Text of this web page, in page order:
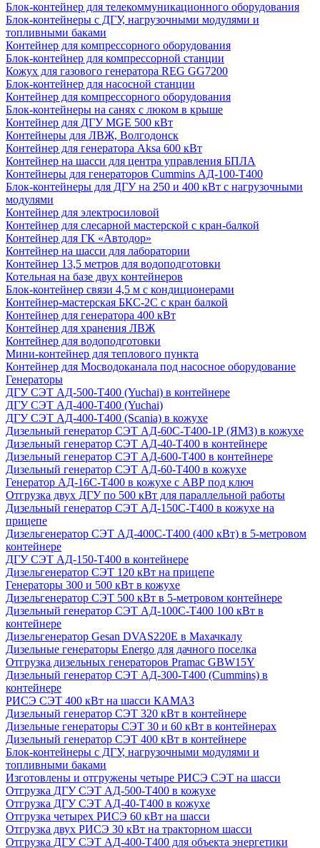
Блок-контейнер для телекоммуникационного оборудования
Блок-контейнеры с ДГУ, нагрузочными модулями и
топливными баками
Контейнер для компрессорного оборудования
Блок-контейнер для компрессорной станции
Кожух для газового генератора REG GG7200
Блок-контейнер для насосной станции
Контейнер для компрессорного оборудования
Блок-контейнеры на санях с люком в крыше
Контейнер для ДГУ MGE 500 кВт
Контейнеры для ЛВЖ, Волгодонск
Контейнер для генератора Aksa 600 кВт
Контейнер на шасси для центра управления БПЛА
Контейнеры для генераторов Cummins АД-100-Т400
Блок-контейнеры для ДГУ на 250 и 400 кВт с нагрузочными
модулями
Контейнер для электросиловой
Контейнер для слесарной мастерской с кран-балкой
Контейнер для ГК «Автодор»
Контейнер на шасси для лаборатории
Контейнер 13,5 метров для водоподготовки
Котельная на базе двух контейнеров
Блок-контейнер связи 4,5 м с кондиционерами
Контейнер-мастерская БКС-2С с кран балкой
Контейнер для генератора 400 кВт
Контейнер для хранения ЛВЖ
Контейнер для водоподготовки
Мини-контейнер для теплового пункта
Контейнер для Мосводоканала под насосное оборудование
Генераторы
ДГУ СЭТ АД-500-Т400 (Yuchai) в контейнере
ДГУ СЭТ АД-400-Т400 (Yuchai)
ДГУ СЭТ АД-400-Т400 (Scania) в кожухе
Дизельный генератор СЭТ АД-60С-Т400-1Р (ЯМЗ) в кожухе
Дизельный генератор СЭТ АД-40-Т400 в контейнере
Дизельный генератор СЭТ АД-600-Т400 в контейнере
Дизельный генератор СЭТ АД-60-Т400 в кожухе
Генератор АД-16С-Т400 в кожухе с АВР под ключ
Отгрузка двух ДГУ по 500 кВт для параллельной работы
Дизельный генератор СЭТ АД-150С-Т400 в кожухе на
прицепе
Дизельгенератор СЭТ АД-400С-Т400 (400 кВт) в 5-метровом
контейнере
ДГУ СЭТ АД-150-Т400 в контейнере
Дизельгенератор СЭТ 120 кВт на прицепе
Генераторы 300 и 500 кВт в кожухе
Дизельгенератор СЭТ 500 кВт в 5-метровом контейнере
Дизельный генератор СЭТ АД-100С-Т400 100 кВт в
контейнере
Дизельгенератор Gesan DVAS220E в Махачкалу
Дизельные генераторы Energo для дачного поселка
Отгрузка дизельных генераторов Pramac GВW15Y
Дизельный генератор СЭТ АД-300-Т400 (Cummins) в
контейнере
РИСЭ СЭТ 400 кВт на шасси КАМАЗ
Дизельный генератор СЭТ 320 кВт в контейнере
Дизельные генераторы СЭТ 30 и 60 кВт в контейнерах
Дизельный генератор СЭТ 400 кВт в контейнере
Блок-контейнеры с ДГУ, нагрузочными модулями и
топливными баками
Изготовлены и отгружены четыре РИСЭ СЭТ на шасси
Отгрузка ДГУ СЭТ АД-500-Т400 в кожухе
Отгрузка ДГУ СЭТ АД-40-Т400 в кожухе
Отгрузка четырех РИСЭ 60 кВт на шасси
Отгрузка двух РИСЭ 30 кВт на тракторном шасси
Отгрузка ДГУ СЭТ АД-400-Т400 для объекта энергетики